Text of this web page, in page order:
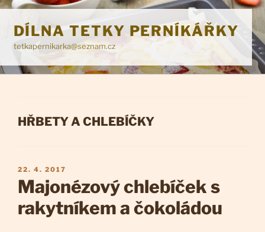
Přejít
obsahu
webu
DÍLNA TETKY PERNÍKÁŘKY
tetkapernikarka@seznam.cz
RUBRIKY
HŘBETY A CHLEBÍČKY
PUBLIKOVÁNO
22. 4. 2017
Majonézový chlebíček s
rakytníkem a čokoládou